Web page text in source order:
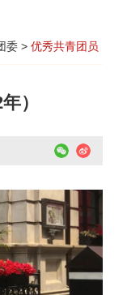
委 > 优秀共青团员
）